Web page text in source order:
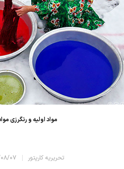
مواد اولیه و رنگرزی
تحریریه کارپتور